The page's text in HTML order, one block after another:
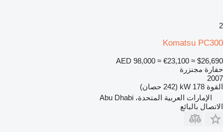
2
Komatsu PC300
AED 98,000 ≈ €23,100 ≈ $26,690
حفارة مجنزرة
2007
القوة 178 kW (242 حصان)
الإمارات العربية المتحدة، Abu Dhabi
الاتصال بالبائع